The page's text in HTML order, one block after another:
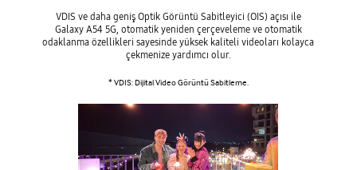
VDIS ve daha geniş Optik Görüntü Sabitleyici (OIS) açısı ile
Galaxy A54 5G, otomatik yeniden çerçeveleme ve otomatik
odaklanma özellikleri sayesinde yüksek kaliteli videoları kolayca
çekmenize yardımcı olur.
* VDIS: Dijital Video Görüntü Sabitleme.